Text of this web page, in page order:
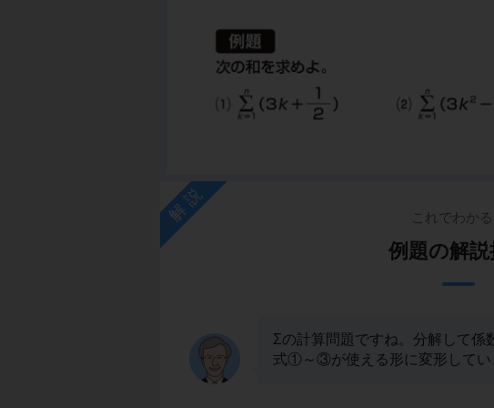
解説 これでわかる
例題の解説
Σの計算問題ですね。分解して係
式①～③が使える形に変形してい